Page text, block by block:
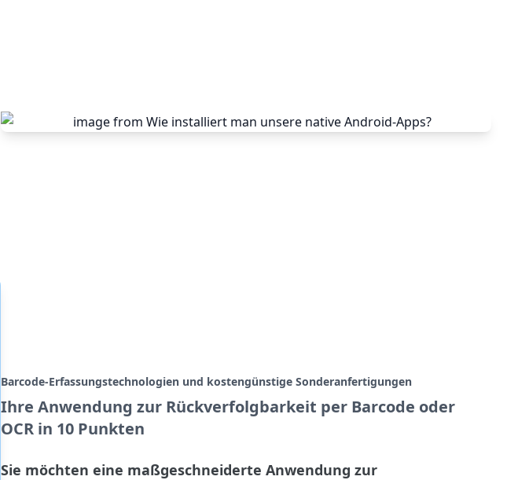
Barcode-Erfassungstechnologien und kostengünstige Sonderanfertigungen
Ihre Anwendung zur Rückverfolgbarkeit per Barcode oder
OCR in 10 Punkten
Sie möchten eine maßgeschneiderte Anwendung zur